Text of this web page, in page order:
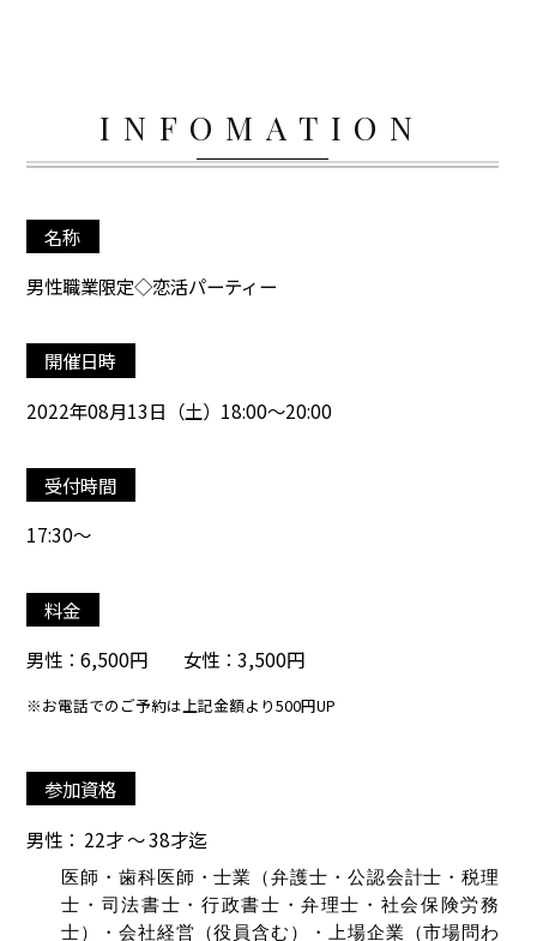
INFOMATION
名称
男性職業限定◇恋活パーティー
開催日時
2022年08月13日（土）18:00～20:00
受付時間
17:30～
料金
男性：6,500円 女性：3,500円
※お電話でのご予約は上記金額より500円UP
参加資格
男性： 22才 ～ 38才迄
医師・歯科医師・士業（弁護士・公認会計士・税理
士・司法書士・行政書士・弁理士・社会保険労務
士）・会社経営（役員含む）・上場企業（市場問わ